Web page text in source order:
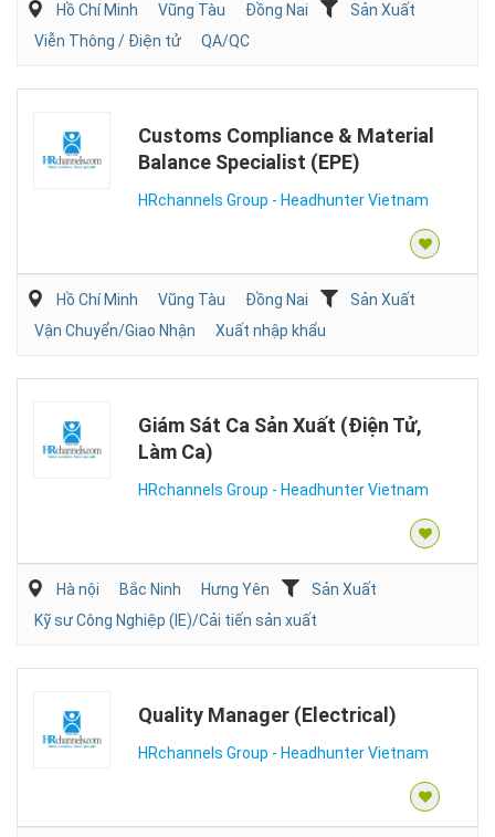
Hồ Chí Minh Vũng Tàu Đồng Nai
Sản Xuất
Viễn Thông / Điện tử
QA/QC
Customs Compliance & Material
Balance Specialist (EPE)
HRchannels Group - Headhunter Vietnam
Hồ Chí Minh Vũng Tàu Đồng Nai
Sản Xuất
Vận Chuyển/Giao Nhận
Xuất nhập khẩu
Giám Sát Ca Sản Xuất (Điện Tử,
Làm Ca)
HRchannels Group - Headhunter Vietnam
Hà nội Bắc Ninh Hưng Yên
Sản Xuất
Kỹ sư Công Nghiệp (IE)/Cải tiến sản xuất
Quality Manager (Electrical)
HRchannels Group - Headhunter Vietnam